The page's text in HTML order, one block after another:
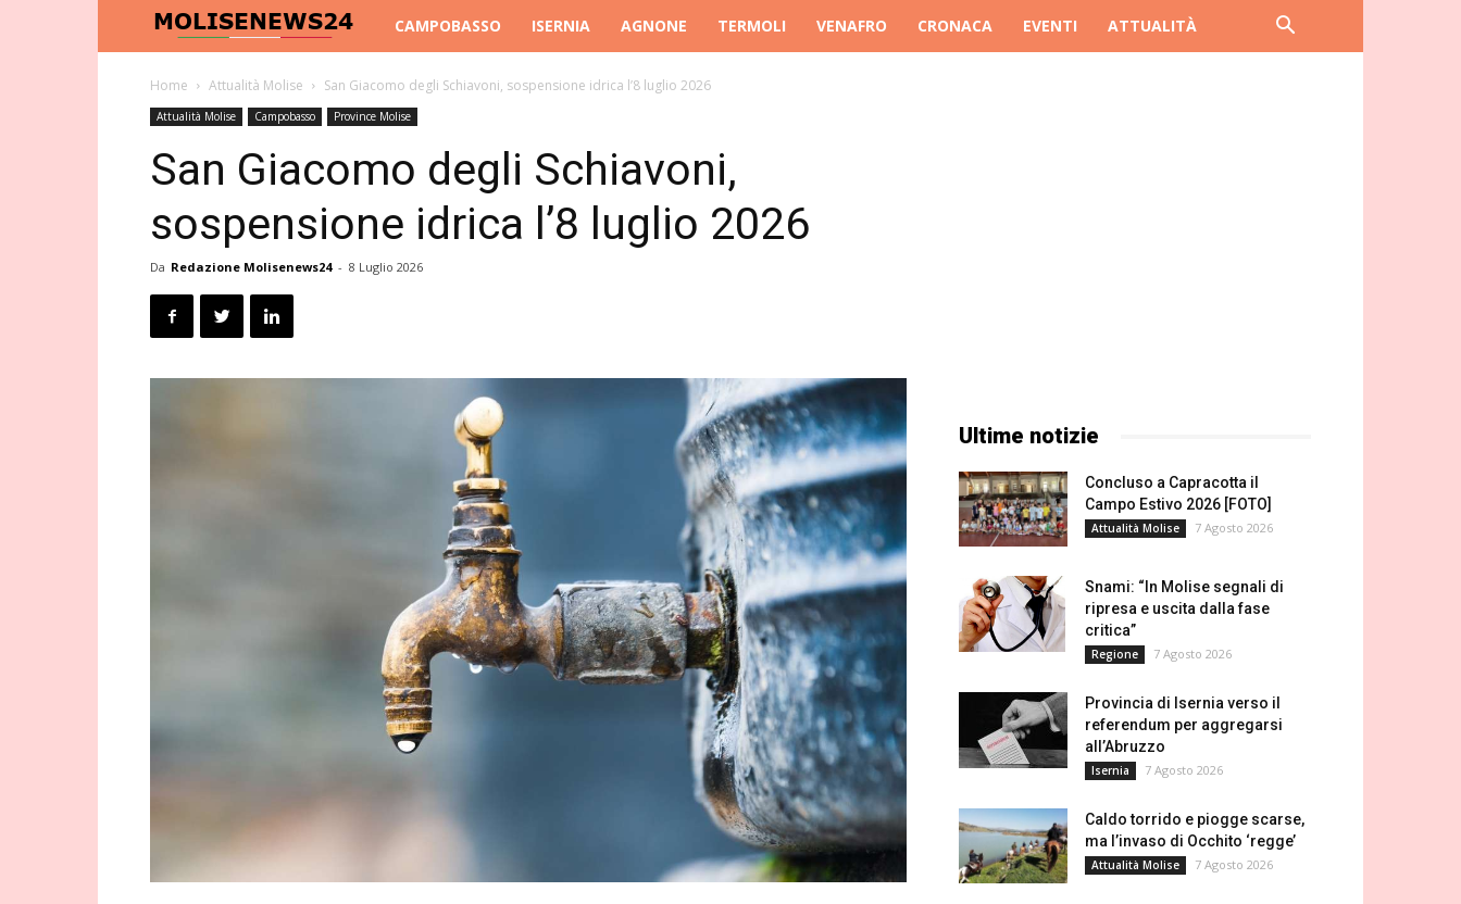
Molise
News
24
CAMPOBASSO ISERNIA AGNONE TERMOLI VENAFRO CRONACA EVENTI ATTUALITÀ
Home Attualità Molise San Giacomo degli Schiavoni, sospensione idrica l’8 luglio 2026
Attualità Molise Campobasso Province Molise
San Giacomo degli Schiavoni,
sospensione idrica l’8 luglio 2026
Da Redazione Molisenews24 - 8 Luglio 2026
Ultime notizie
Concluso a Capracotta il
Campo Estivo 2026 [FOTO]
Attualità Molise 7 Agosto 2026
Snami: “In Molise segnali di
ripresa e uscita dalla fase
critica”
Regione 7 Agosto 2026
Provincia di Isernia verso il
referendum per aggregarsi
all’Abruzzo
Isernia 7 Agosto 2026
Caldo torrido e piogge scarse,
ma l’invaso di Occhito ‘regge’
Attualità Molise 7 Agosto 2026